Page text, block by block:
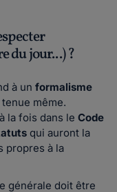
du jour...) ?
à un formalisme
même.
la fois dans le Code
qui auront la
propres à la
générale doit être